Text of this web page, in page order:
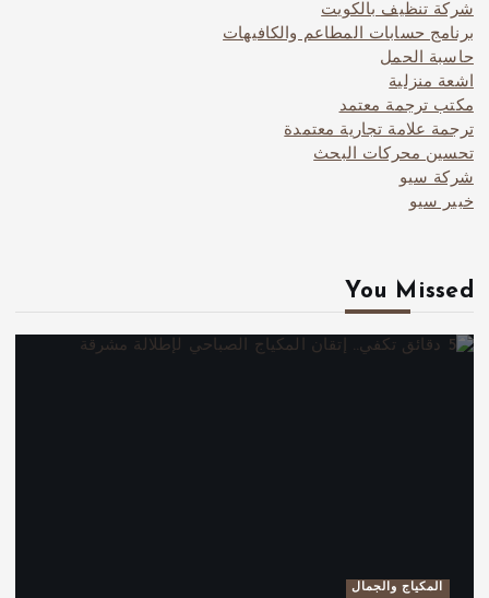
شركة تنظيف بالكويت
برنامج حسابات المطاعم والكافيهات
حاسبة الحمل
اشعة منزلية
مكتب ترجمة معتمد
ترجمة علامة تجارية معتمدة
تحسين محركات البحث
شركة سيو
خبير سيو
You Missed
المكياج والجمال